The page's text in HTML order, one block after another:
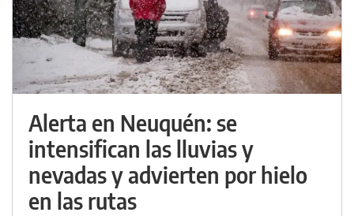
Alerta en Neuquén: se
intensifican las lluvias y
nevadas y advierten por hielo
en las rutas